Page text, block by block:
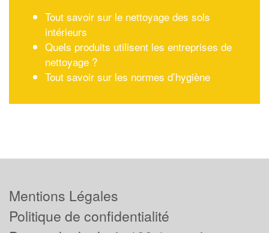
Tout savoir sur le nettoyage des sols
intérieurs
Quels produits utilisent les entreprises de
nettoyage ?
Tout savoir sur les normes d’hygiène
Mentions Légales
Politique de confidentialité